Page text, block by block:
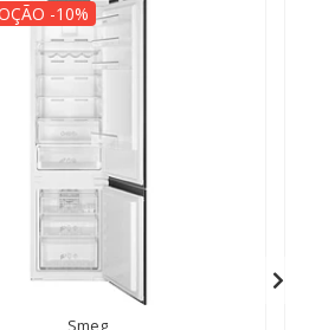
-10%
Smeg